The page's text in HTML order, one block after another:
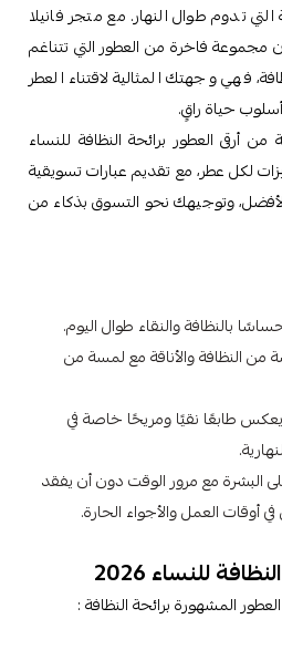
تدوم طوال النهار. مع متجر فانيلا
مجموعة فاخرة من العطور التي تتناغم
فهي وجهتك المثالية لاقتناء العطر
حياة راقٍ.
أرقى العطور برائحة النظافة للنساء
لكل عطر، مع تقديم عبارات تسويقية
وتوجيهك نحو التسوق بذكاء من
بالنظافة والنقاء طوال اليوم.
النظافة والأناقة مع لمسة من
طابعًا نقيًا ومريحًا خاصة في
البشرة مع مرور الوقت دون أن يفقد
أوقات العمل والأجواء الحارة.
للنساء 2026
المشهورة برائحة النظافة :